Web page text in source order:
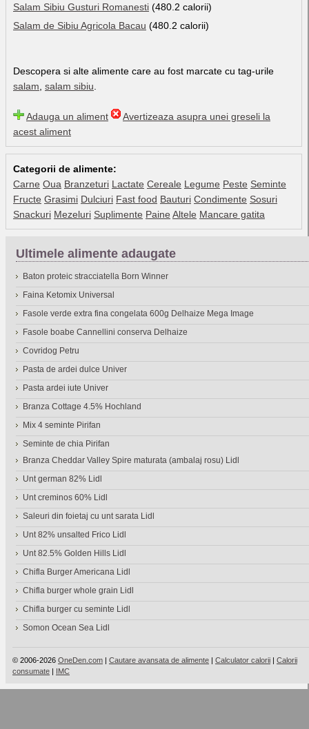
Salam Sibiu Gusturi Romanesti (480.2 calorii)
Salam de Sibiu Agricola Bacau (480.2 calorii)
Descopera si alte alimente care au fost marcate cu tag-urile
salam salam sibiu
Adauga un aliment
Avertizeaza asupra unei greseli la
acest aliment
Categorii de alimente:
Carne Oua Branzeturi Lactate Cereale Legume Peste Seminte
Fructe Grasimi Dulciuri Fast food Bauturi Condimente Sosuri
Snackuri Mezeluri Suplimente Paine Altele Mancare gatita
Ultimele alimente adaugate
Baton proteic stracciatella Born Winner
Faina Ketomix Universal
Fasole verde extra fina congelata 600g Delhaize Mega Image
Fasole boabe Cannellini conserva Delhaize
Covridog Petru
Pasta de ardei dulce Univer
Pasta ardei iute Univer
Branza Cottage 4.5% Hochland
Mix 4 seminte Pirifan
Seminte de chia Pirifan
Branza Cheddar Valley Spire maturata (ambalaj rosu) Lidl
Unt german 82% Lidl
Unt creminos 60% Lidl
Saleuri din foietaj cu unt sarata Lidl
Unt 82% unsalted Frico Lidl
Unt 82.5% Golden Hills Lidl
Chifla Burger Americana Lidl
Chifla burger whole grain Lidl
Chifla burger cu seminte Lidl
Somon Ocean Sea Lidl
© 2006-2026 OneDen.com | Cautare avansata de alimente | Calculator calorii | Calorii
consumate | IMC